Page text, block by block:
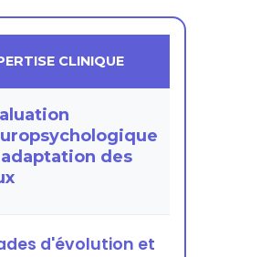
CLINIQUE
des
d'évolution et